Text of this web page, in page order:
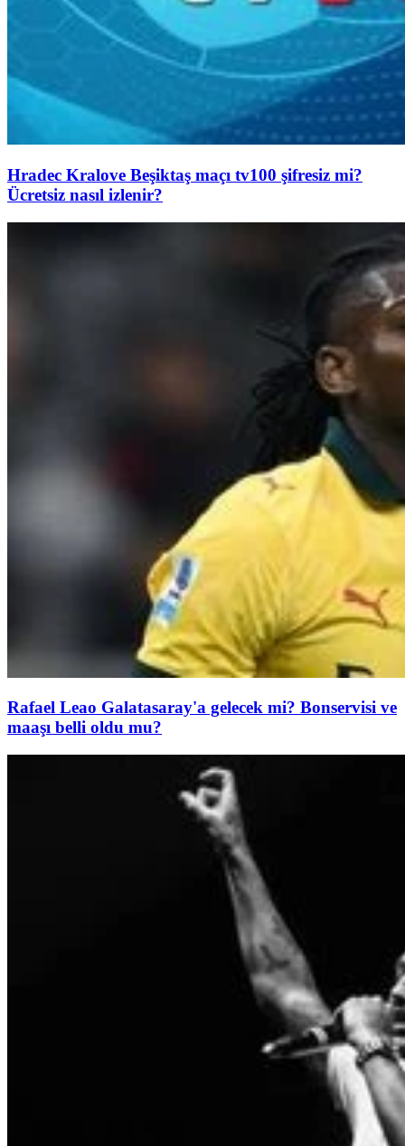
Hradec Kralove Beşiktaş maçı tv100 şifresiz mi?
Ücretsiz nasıl izlenir?
Rafael Leao Galatasaray'a gelecek mi? Bonservisi ve
maaşı belli oldu mu?